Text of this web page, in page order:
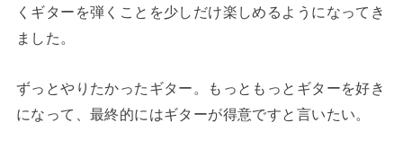
くギターを弾くことを少しだけ楽しめるようになってき
ました。
ずっとやりたかったギター。もっともっとギターを好き
になって、最終的にはギターが得意ですと言いたい。